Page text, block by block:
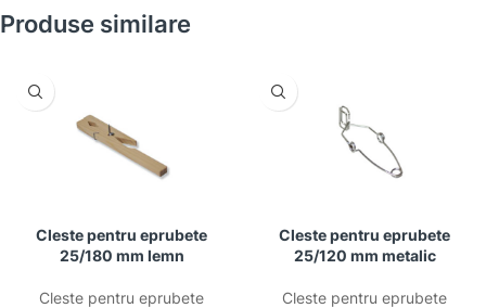
Produse similare
Cleste pentru eprubete
25/180 mm lemn
Cleste pentru eprubete
Cleste pentru eprubete
25/120 mm metalic
Cleste pentru eprubete